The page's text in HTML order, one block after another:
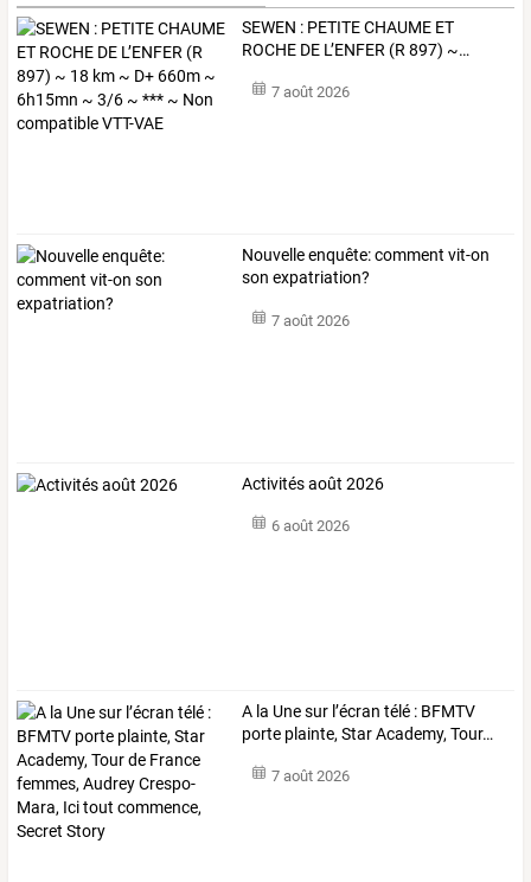
SEWEN : PETITECHAUME ET
ROCHE DE L’ENFER (R 897) ~…
7 août 2026
Nouvelle enquête: comment vit-on
son expatriation?
7 août 2026
Activités août 2026
6 août 2026
A la Unesur l’écran télé : BFMTV
porte plainte, StarAcademy, Tour…
7 août 2026